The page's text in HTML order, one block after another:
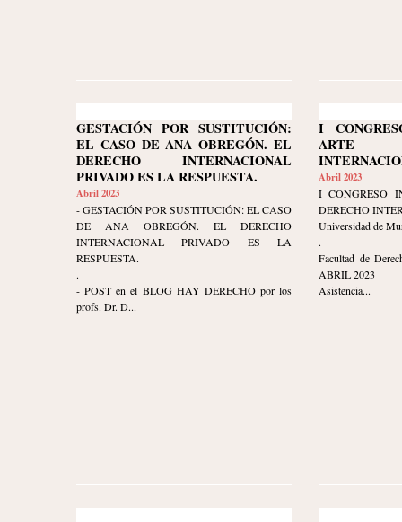
GESTACIÓN POR SUSTITUCIÓN:
EL CASO DE ANA OBREGÓN. EL
DERECHO INTERNACIONAL
PRIVADO ES LA RESPUESTA.
Abril 2023
- GESTACIÓN POR SUSTITUCIÓN: EL CASO
DE ANA OBREGÓN. EL DERECHO
INTERNACIONAL PRIVADO ES LA
RESPUESTA.
.
- POST en el BLOG HAY DERECHO por los
profs. Dr. D...
I
ARTE
Abril 2023
I CONGRESO
DERECHO
Universidad de
.
Facultad de
ABRIL 2023
Asistencia...